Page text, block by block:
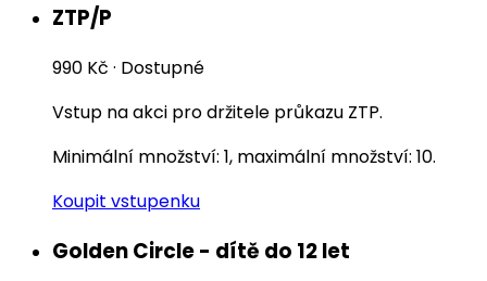
ZTP/P
990 Kč · Dostupné
Vstup na akci pro držitele průkazu ZTP.
Minimální množství: 1, maximální množství: 10.
Koupit vstupenku
Golden Circle - dítě do 12 let